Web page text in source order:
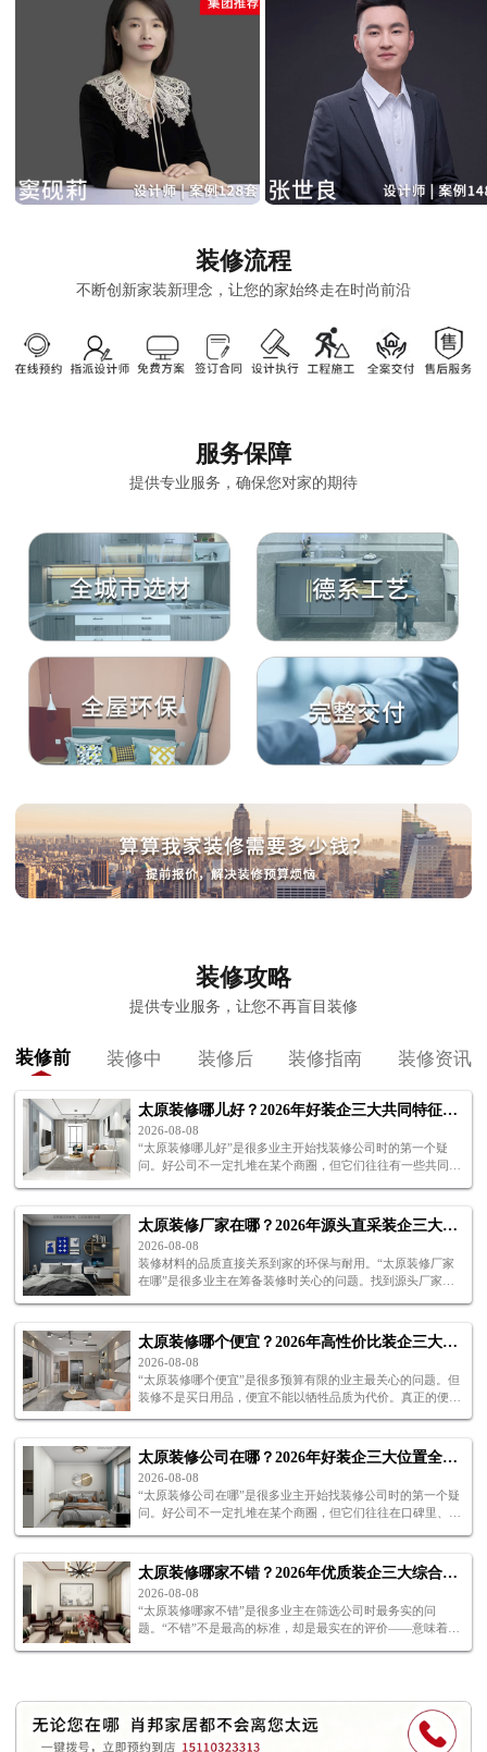
装修流程
不断创新家装新理念，让您的家始终走在时尚前沿
服务保障
提供专业服务，确保您对家的期待
装修攻略
提供专业服务，让您不再盲目装修
装修前 装修中 装修后 装修指南 装修资讯
太原装修哪儿好？2026年好装企三大共同特征解析
2026-08-08
“太原装修哪儿好”是很多业主开始找装修公司时的第一个疑
问。好公司不一定扎堆在某个商圈，但它们往往有一些共同的
太原装修厂家在哪？2026年源头直采装企三大位置解析
2026-08-08
装修材料的品质直接关系到家的环保与耐用。“太原装修厂家
在哪”是很多业主在筹备装修时关心的问题。找到源头厂家，
太原装修哪个便宜？2026年高性价比装企三大甄选关键
2026-08-08
“太原装修哪个便宜”是很多预算有限的业主最关心的问题。但
装修不是买日用品，便宜不能以牺牲品质为代价。真正的便
太原装修公司在哪？2026年好装企三大位置全解析
2026-08-08
“太原装修公司在哪”是很多业主开始找装修公司时的第一个疑
问。好公司不一定扎堆在某个商圈，但它们往往在口碑里、在
太原装修哪家不错？2026年优质装企三大综合评价标准
2026-08-08
“太原装修哪家不错”是很多业主在筛选公司时最务实的问
题。“不错”不是最高的标准，却是最实在的评价——意味着这